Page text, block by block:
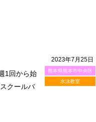
2023年7月25日
熊本県熊本市中央区
水泳教室
1回から始
クールバ